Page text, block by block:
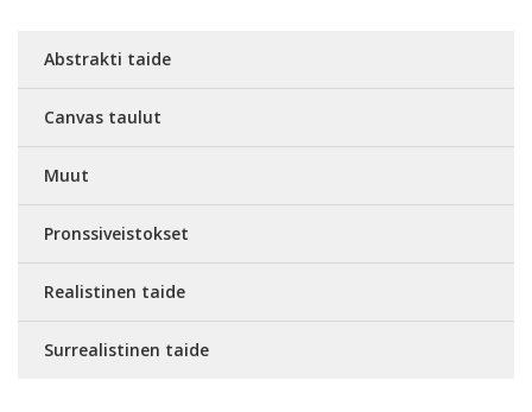
Abstrakti taide
Canvas taulut
Muut
Pronssiveistokset
Realistinen taide
Surrealistinen taide